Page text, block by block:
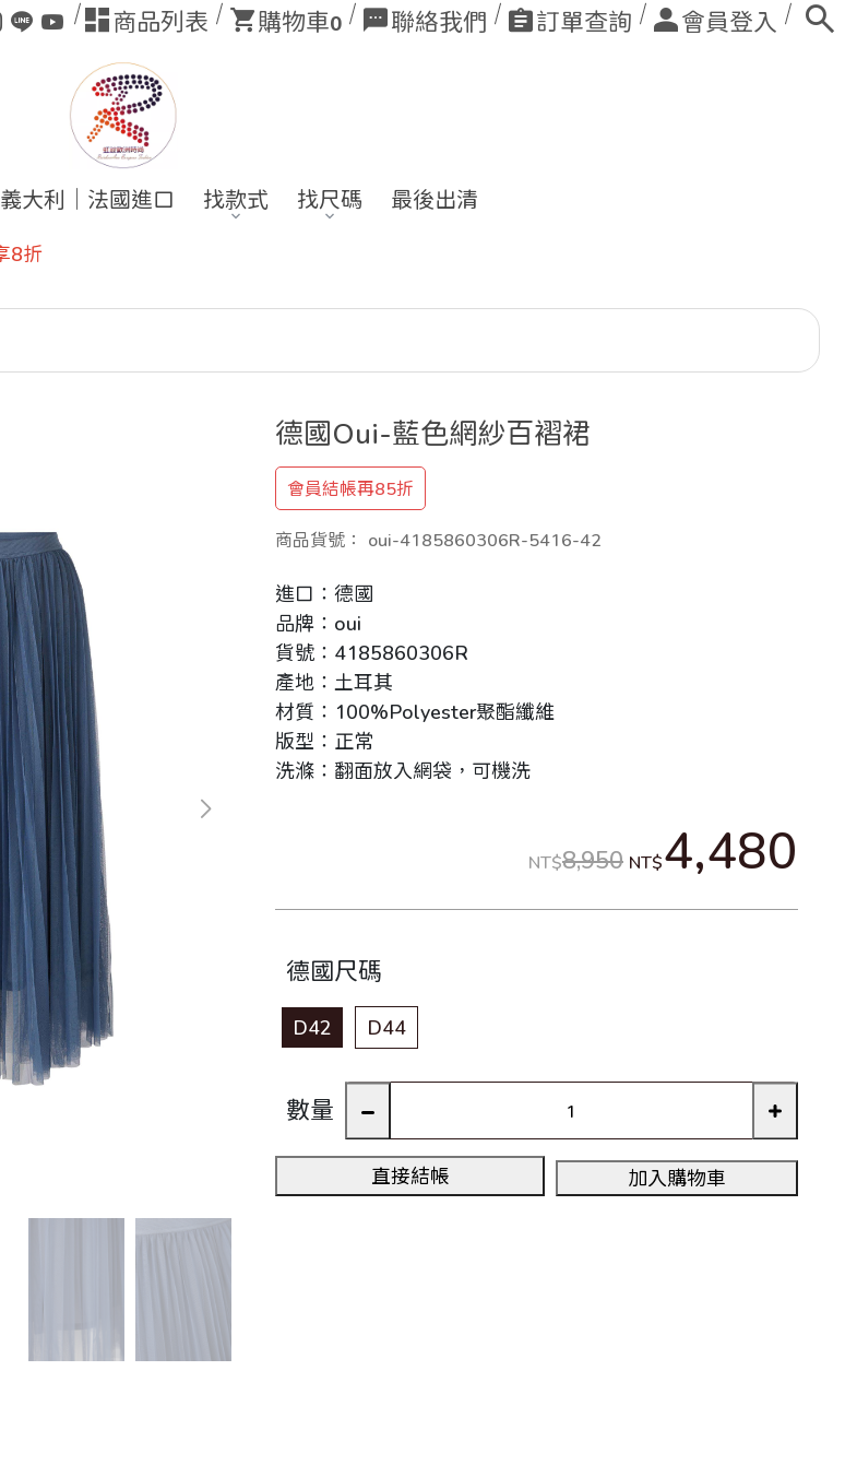
商品列表 購物車0 聯絡我們 訂單查詢 會員登入
義大利｜法國進口 找款式 找尺碼 最後出清
德國Oui-藍色網紗百褶裙
會員結帳再85折
商品貨號： oui-4185860306R-5416-42
進口：德國
品牌：oui
貨號：4185860306R
產地：土耳其
材質：100%Polyester聚酯纖維
版型：正常
洗滌：翻面放入網袋，可機洗
NT$8,950 NT$4,480
德國尺碼
D42 D44
數量
直接結帳 加入購物車